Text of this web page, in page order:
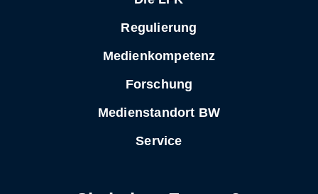
Regulierung
Medienkompetenz
Forschung
Medienstandort BW
Service